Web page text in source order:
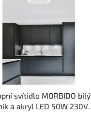
svítidlo MORBIDO bílý
a akryl LED 50W 230V